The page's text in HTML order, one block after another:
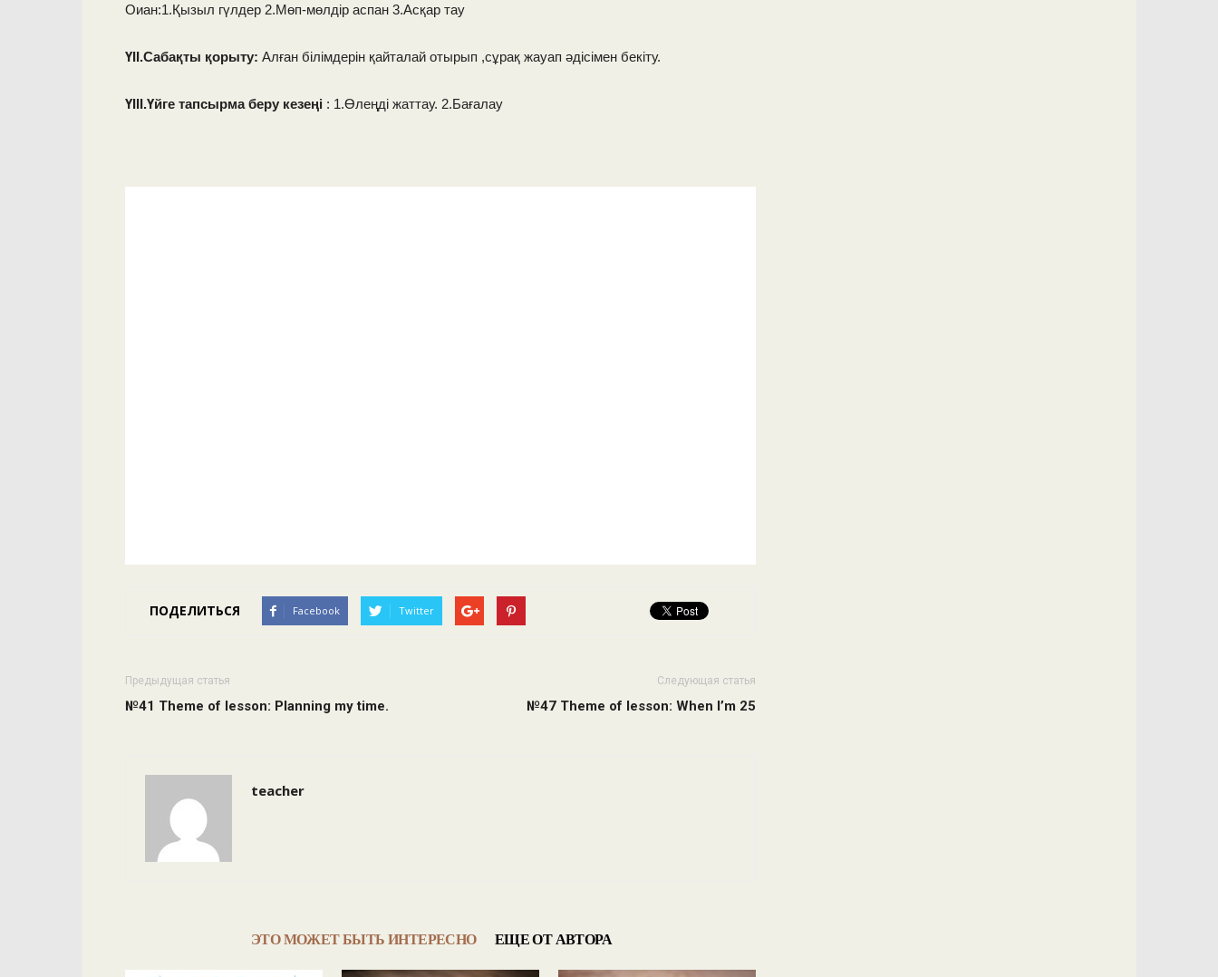
Оиан:1.Қызыл гүлдер 2.Мөп-мөлдір аспан 3.Асқар тау
ҮІІ.Сабақты қорыту: Алған білімдерін қайталай отырып ,сұрақ жауап әдісімен бекіту.
ҮІІІ.Үйге тапсырма беру кезеңі : 1.Өлеңді жаттау. 2.Бағалау
ПОДЕЛИТЬСЯ Facebook Twitter
Предыдущая статья
№41 Theme of lesson: Planning my time.
Следующая статья
№47 Theme of lesson: When I’m 25
teacher
ЭТО МОЖЕТ БЫТЬ ИНТЕРЕСНО ЕЩЕ ОТ АВТОРА